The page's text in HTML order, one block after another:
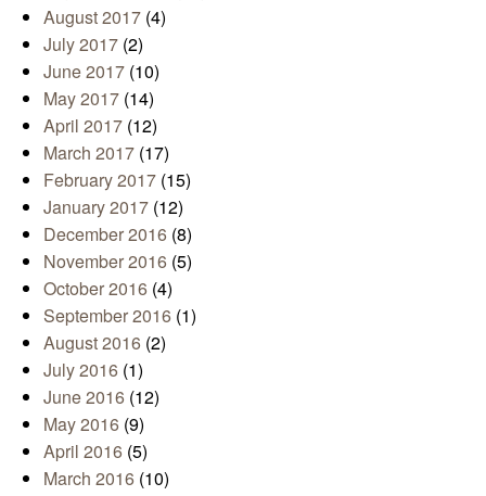
August 2017 (4)
July 2017 (2)
June 2017 (10)
May 2017 (14)
April 2017 (12)
March 2017 (17)
February 2017 (15)
January 2017 (12)
December 2016 (8)
November 2016 (5)
October 2016 (4)
September 2016 (1)
August 2016 (2)
July 2016 (1)
June 2016 (12)
May 2016 (9)
April 2016 (5)
March 2016 (10)